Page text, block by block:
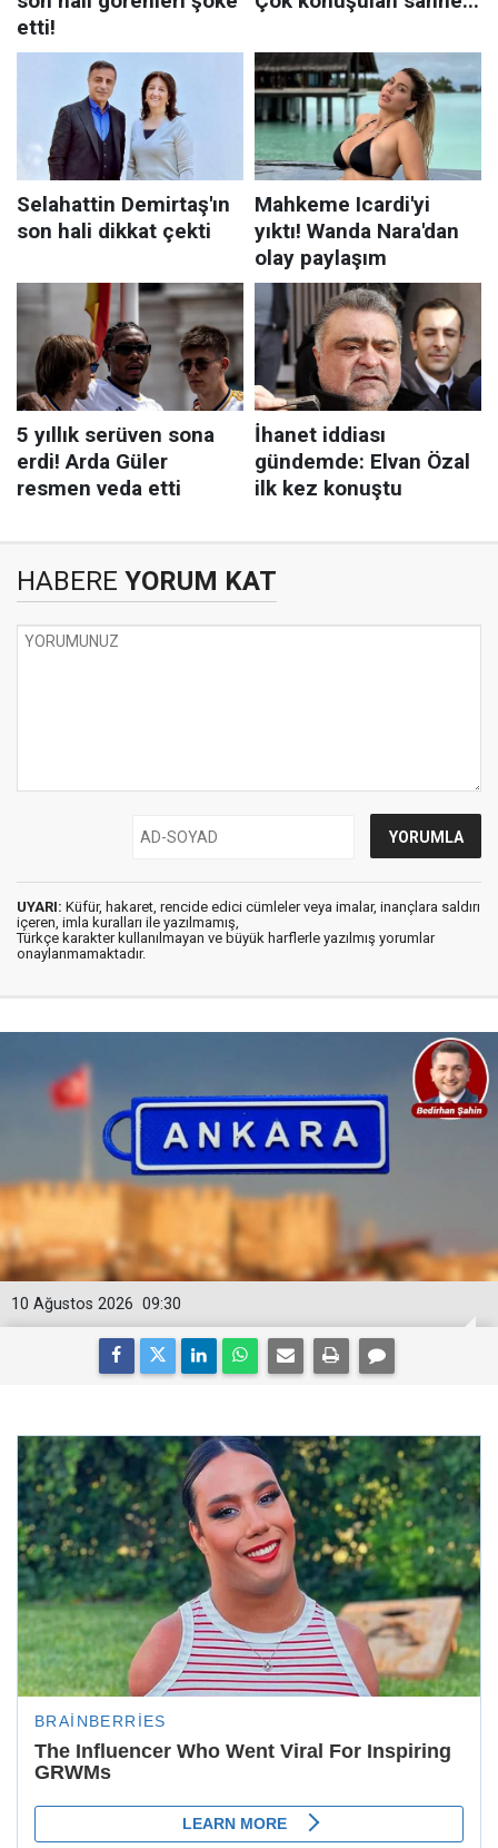
HABERE YORUM KAT
UYARI: Küfür, hakaret, rencide edici cümleler veya imalar, inançlara saldırı
içeren, imla kuralları ile yazılmamış,
Türkçe karakter kullanılmayan ve büyük harflerle yazılmış yorumlar
onaylanmamaktadır.
09:30
10 Ağustos 2026